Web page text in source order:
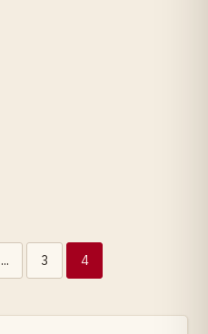
Navegação de
… 3 4